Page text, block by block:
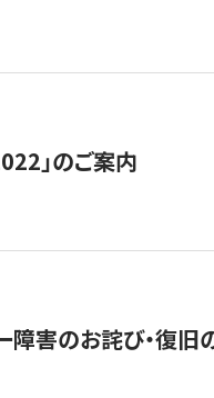
」のご案内
障害のお詫び・復旧